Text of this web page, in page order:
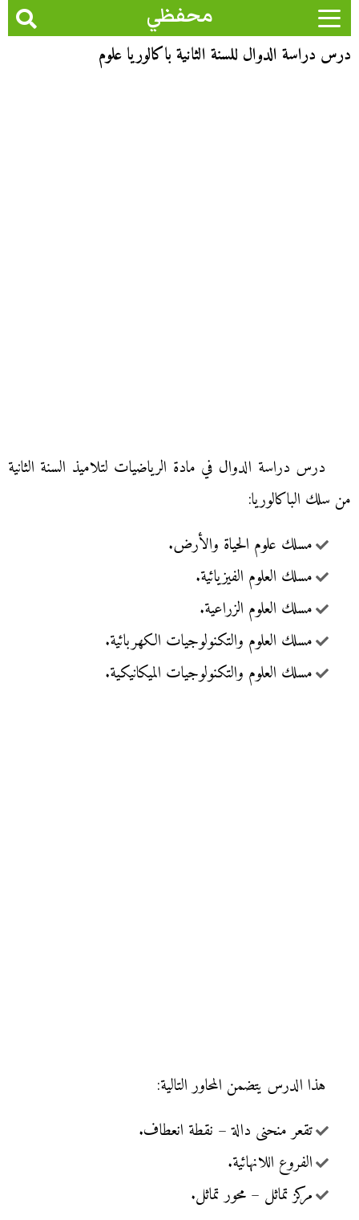
محفظي
درس دراسة الدوال للسنة الثانية باكالوريا علوم
درس دراسة الدوال في مادة الرياضيات لتلاميذ السنة الثانية
من سلك الباكالوريا:
مسلك علوم الحياة والأرض.
مسلك العلوم الفيزيائية.
مسلك العلوم الزراعية.
مسلك العلوم والتكنولوجيات الكهربائية.
مسلك العلوم والتكنولوجيات الميكانيكية.
هذا الدرس يتضمن المحاور التالية:
تقعر منحنى دالة – نقطة انعطاف.
الفروع اللانهائية.
مركز تماثل – محور تماثل.